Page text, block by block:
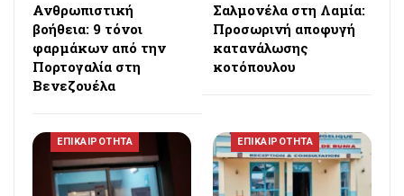
Ανθρωπιστική
βοήθεια: 9 τόνοι
φαρμάκων από την
Πορτογαλία στη
Βενεζουέλα
Σαλμονέλα στη Λαμία:
Προσωρινή αποφυγή
κατανάλωσης
κοτόπουλου
ΕΠΙΚΑΙΡΟΤΗΤΑ ΕΠΙΚΑΙΡΟΤΗΤΑ